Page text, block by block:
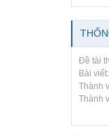
Đề tài
Bài viết:
Thành
Thành